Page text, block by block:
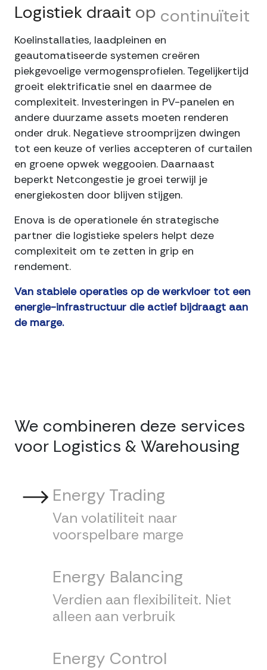
Logistiek draait op continuïteit
Koelinstallaties, laadpleinen en
geautomatiseerde systemen creëren
piekgevoelige vermogensprofielen. Tegelijkertijd
groeit elektrificatie snel en daarmee de
complexiteit. Investeringen in PV-panelen en
andere duurzame assets moeten renderen
onder druk. Negatieve stroomprijzen dwingen
tot een keuze of verlies accepteren of curtailen
en groene opwek weggooien. Daarnaast
beperkt Netcongestie je groei terwijl je
energiekosten door blijven stijgen.
Enova is de operationele én strategische
partner die logistieke spelers helpt deze
complexiteit om te zetten in grip en
rendement.
Van stabiele operaties op de werkvloer tot een
energie-infrastructuur die actief bijdraagt aan
de marge.
We combineren deze services
voor Logistics & Warehousing
Energy Trading
Van volatiliteit naar
voorspelbare marge
Energy Balancing
Verdien aan flexibiliteit. Niet
alleen aan verbruik
Energy Control